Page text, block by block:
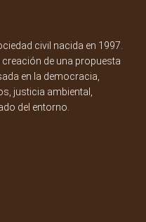
civil nacida en 1997.
de una propuesta
en la democracia,
justicia ambiental,
del entorno.